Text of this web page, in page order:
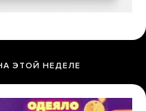
ЭТОЙ НЕДЕЛЕ